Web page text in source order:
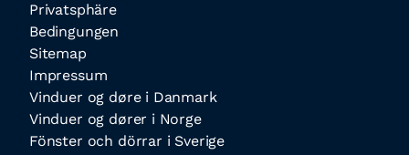
Privatsphäre
Bedingungen
Sitemap
Impressum
Vinduer og døre i Danmark
Vinduer og dører i Norge
Fönster och dörrar i Sverige